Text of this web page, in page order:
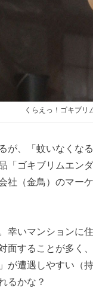
くらえっ！ゴキブリ
が、「蚊いなくな
「ゴキブリムエン
社（金鳥）のマー
幸いマンションに
面することが多く
が遭遇しやすい（
るかな？